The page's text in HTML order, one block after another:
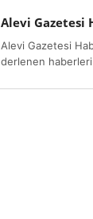
Alevi Gazetesi
Alevi Gazetesi
derlenen haberleri